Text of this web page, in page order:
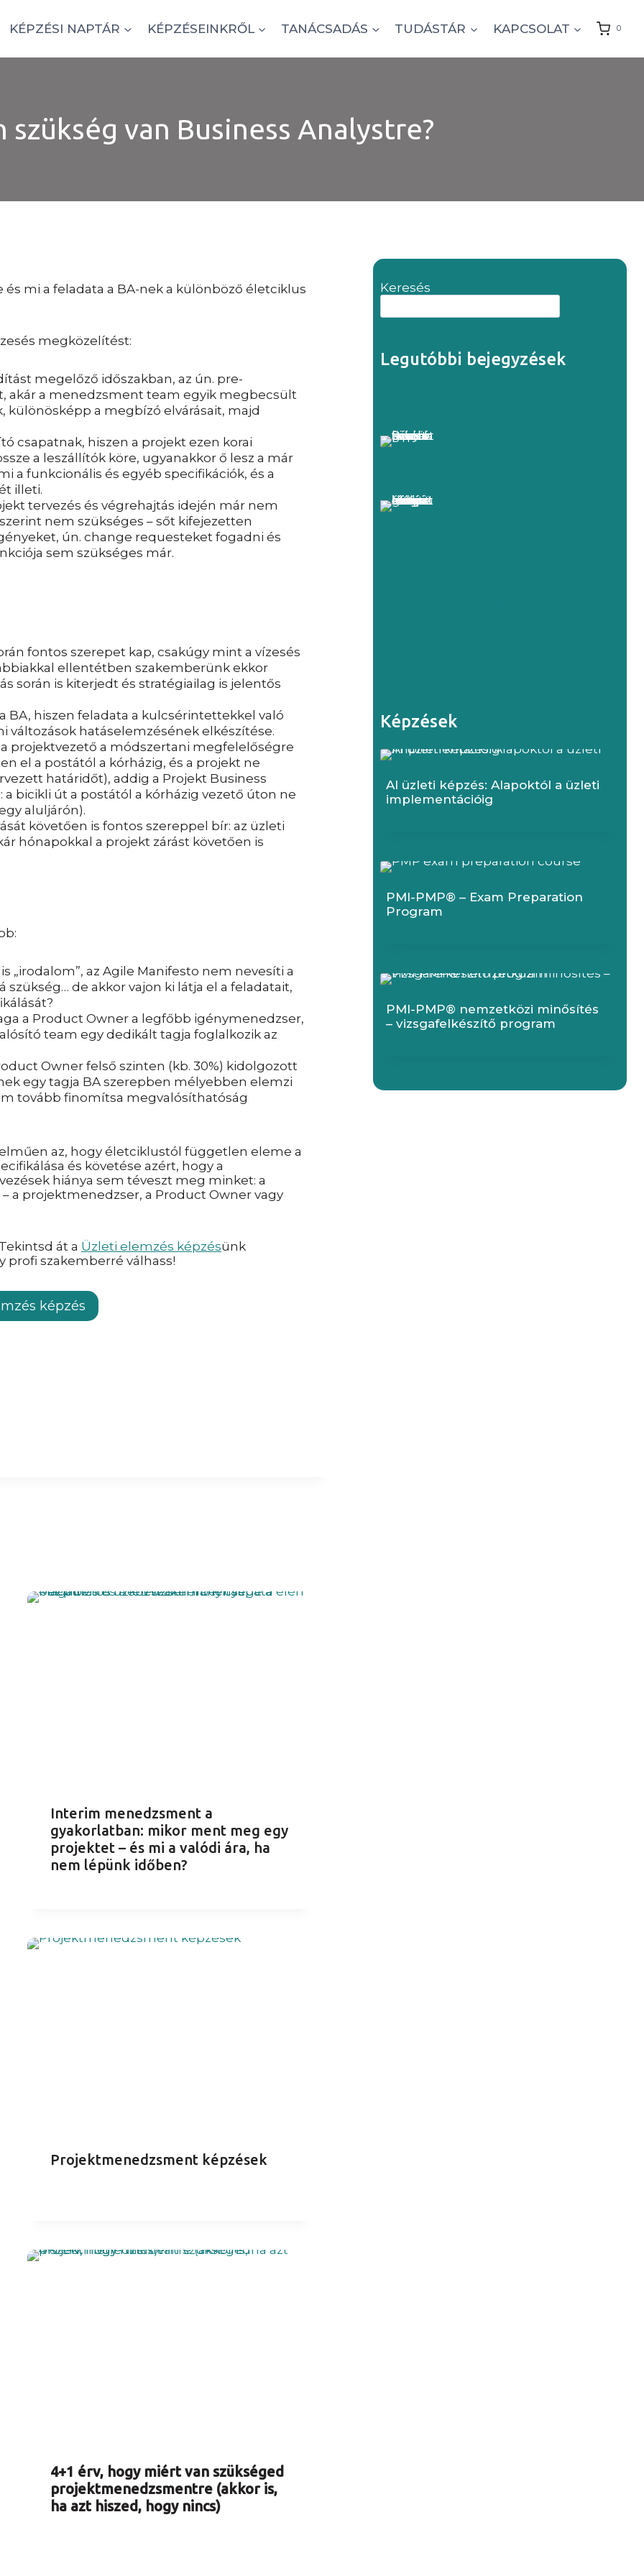
KÉPZÉSI NAPTÁR KÉPZÉSEINKRŐL TANÁCSADÁS TUDÁSTÁR KAPCSOLAT 0
szükség van Business Analystre?
mi a feladata a BA-nek a különböző életciklus
megközelítést:
megelőző időszakban, az ún. pre-
akár a menedzsment team egyik megbecsült
a megbízó elvárásait, majd
csapatnak, hiszen a projekt ezen korai
a leszállítók köre, ugyanakkor ő lesz a már
a funkcionális és egyéb specifikációk, és a
illeti.
tervezés és végrehajtás idején már nem
nem szükséges – sőt kifejezetten
ún. change requesteket fogadni és
sem szükséges már.
fontos szerepet kap, csakúgy mint a vízesés
ellentétben szakemberünk ekkor
során is kiterjedt és stratégiailag is jelentős
hiszen feladata a kulcsérintettekkel való
változások hatáselemzésének elkészítése.
projektvezető a módszertani megfelelőségre
el a postától a kórházig, és a projekt ne
határidőt), addig a Projekt Business
a bicikli út a postától a kórházig vezető úton ne
aluljárón).
követően is fontos szereppel bír: az üzleti
hónapokkal a projekt zárást követően is
„irodalom”, az Agile Manifesto nem nevesíti a
szükség… de akkor vajon ki látja el a feladatait,
a Product Owner a legfőbb igénymenedzser,
team egy dedikált tagja foglalkozik az
Owner felső szinten (kb. 30%) kidolgozott
egy tagja BA szerepben mélyebben elemzi
tovább finomítsa megvalósíthatóság
az, hogy életciklustól független eleme a
és követése azért, hogy a
hiánya sem téveszt meg minket: a
a projektmenedzser, a Product Owner vagy
át a Üzleti elemzés képzésünk
profi szakemberré válhass!
képzés
Interim menedzsment a
gyakorlatban: mikor ment meg egy
projektet – és mi a valódi ára, ha
nem lépünk időben?
Projektmenedzsment képzések
4+1 érv, hogy miért van szükséged
projektmenedzsmentre (akkor is,
ha azt hiszed, hogy nincs)
Keresés
Legutóbbi bejegyzések
Képzések
AI üzleti képzés: Alapoktól a üzleti
implementációig
PMI-PMP® – Exam Preparation
Program
PMI-PMP® nemzetközi minősítés
– vizsgafelkészítő program